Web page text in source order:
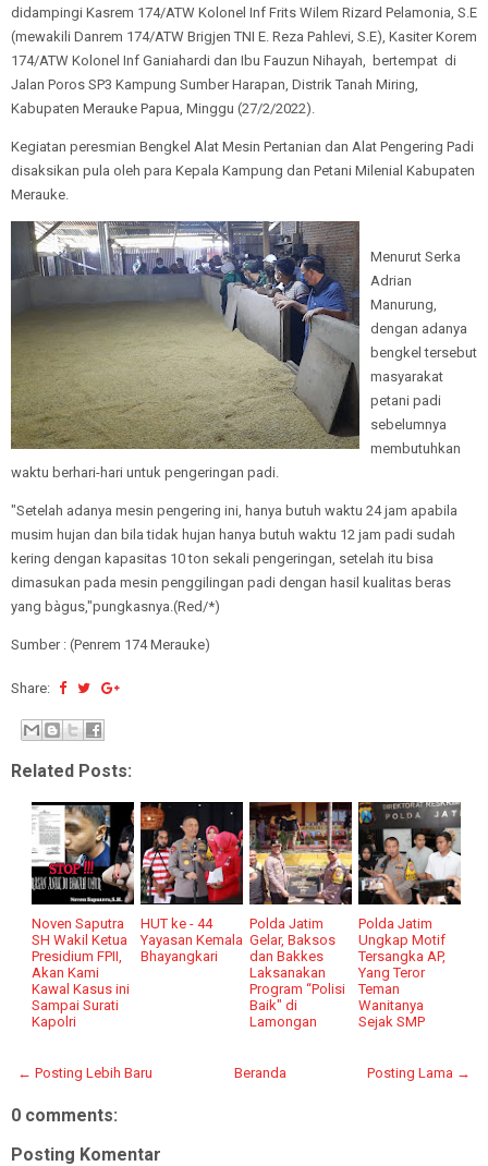
didampingi Kasrem 174/ATW Kolonel Inf Frits Wilem Rizard Pelamonia, S.E
(mewakili Danrem 174/ATW Brigjen TNI E. Reza Pahlevi, S.E), Kasiter Korem
174/ATW Kolonel Inf Ganiahardi dan Ibu Fauzun Nihayah, bertempat di
Jalan Poros SP3 Kampung Sumber Harapan, Distrik Tanah Miring,
Kabupaten Merauke Papua, Minggu (27/2/2022).
Kegiatan peresmian Bengkel Alat Mesin Pertanian dan Alat Pengering Padi
disaksikan pula oleh para Kepala Kampung dan Petani Milenial Kabupaten
Merauke.
Menurut Serka
Adrian
Manurung,
dengan adanya
bengkel tersebut
masyarakat
petani padi
sebelumnya
membutuhkan
waktu berhari-hari untuk pengeringan padi.
"Setelah adanya mesin pengering ini, hanya butuh waktu 24 jam apabila
musim hujan dan bila tidak hujan hanya butuh waktu 12 jam padi sudah
kering dengan kapasitas 10 ton sekali pengeringan, setelah itu bisa
dimasukan pada mesin penggilingan padi dengan hasil kualitas beras
yang bàgus,"pungkasnya.(Red/*)
Sumber : (Penrem 174 Merauke)
Share:
Related Posts:
Noven Saputra
SH Wakil Ketua
Presidium FPII,
Akan Kami
Kawal Kasus ini
Sampai Surati
Kapolri
HUT ke - 44
Yayasan Kemala
Bhayangkari
Polda Jatim
Gelar, Baksos
dan Bakkes
Laksanakan
Program “Polisi
Baik" di
Lamongan
Polda Jatim
Ungkap Motif
Tersangka AP,
Yang Teror
Teman
Wanitanya
Sejak SMP
← Posting Lebih Baru Posting Lama →
Beranda
0 comments:
Posting Komentar